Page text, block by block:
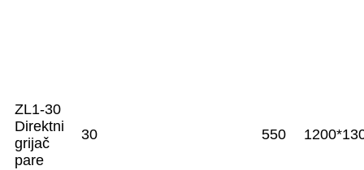
ZL1-30
Direktni
grijač
pare
30 550